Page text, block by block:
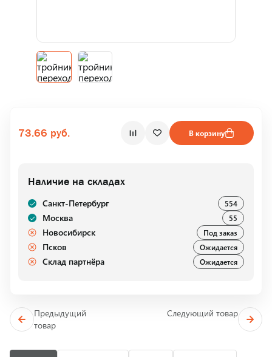
73.66 руб. В корзину
Наличие на складах
Санкт-Петербург 554
Москва 55
Новосибирск Под заказ
Псков Ожидается
Склад партнёра Ожидается
Предыдущий
товар
Следующий товар